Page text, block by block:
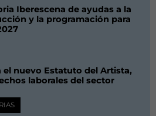
Iberescena de ayudas a la
y la programación para
el nuevo Estatuto del Artista,
laborales del sector